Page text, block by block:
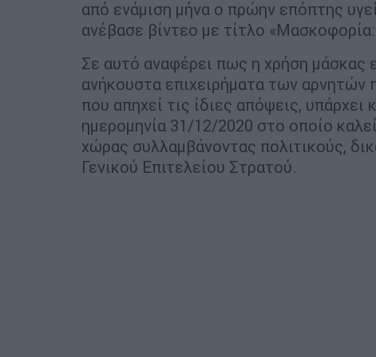
από ενάμιση μήνα ο πρώην επόπτης
ανέβασε βίντεο με τίτλο
Σε αυτό αναφέρει πως η χρήση μάσκας
ανήκουστα επιχειρήματα των αρνητών
που απηχεί τις ίδιες απόψεις,
ημερομηνία 31/12/2020 στο οποίο
χώρας συλλαμβάνοντας πολιτικούς,
Γενικού Επιτελείου Στρατού.